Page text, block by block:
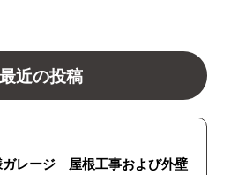
最近の投稿
レージ 屋根工事および外壁